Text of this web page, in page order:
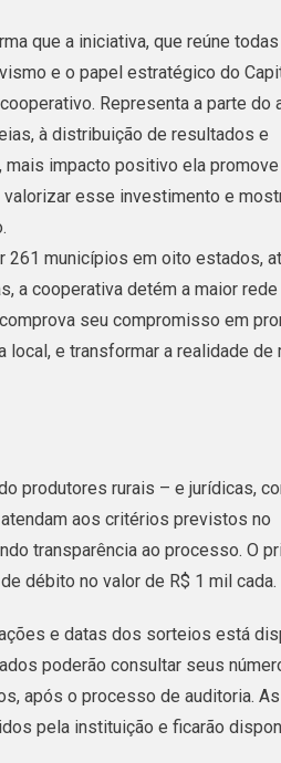
que a iniciativa, que reúne
e o papel estratégico do
Representa a parte do
à distribuição de resultados e
mais impacto positivo ela promove
valorizar esse investimento e
municípios em oito estados,
a cooperativa detém a maior rede
seu compromisso em
e transformar a realidade de
produtores rurais – e jurídicas,
aos critérios previstos no
transparência ao processo. O
débito no valor de R$ 1 mil cada.
e datas dos sorteios está
poderão consultar seus
após o processo de auditoria. As
pela instituição e ficarão